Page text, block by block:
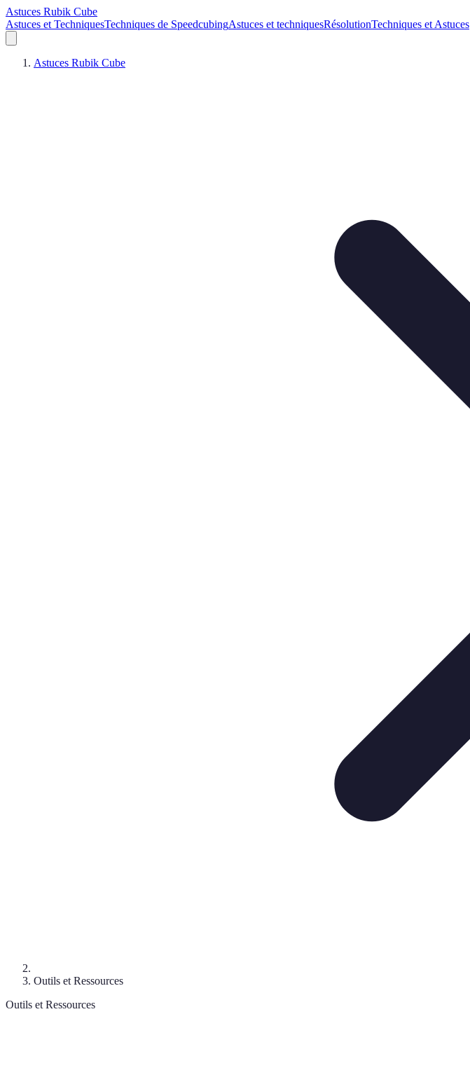
Astuces Rubik Cube
Astuces et TechniquesTechniques de SpeedcubingAstuces et techniquesRésolutionTechniques et Astuces
Astuces Rubik Cube
Outils et Ressources
Outils et Ressources